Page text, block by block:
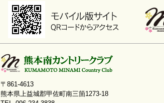
〒861-4613
熊本県上益城郡甲佐町南三箇1273-18